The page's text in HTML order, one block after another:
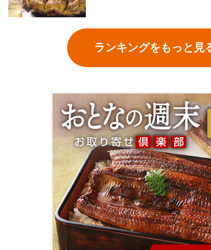
ランキングをもっと見